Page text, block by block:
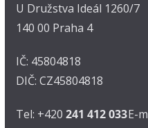
U Družstva Ideál 1260/7
140 00 Praha 4
IČ: 45804818
DIČ: CZ45804818
Tel: +420 241 412 033E-